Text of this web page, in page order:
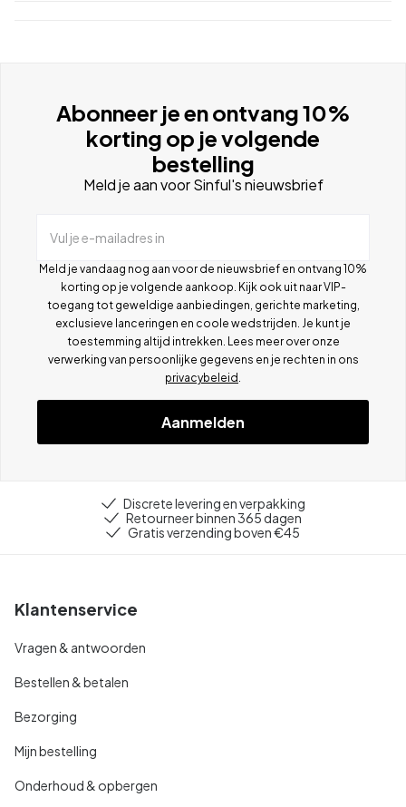
Abonneer je en ontvang 10%
korting op je volgende
bestelling
Meld je aan voor Sinful's nieuwsbrief
Vul je e-mailadres in
Meld je vandaag nog aan voor de nieuwsbrief en ontvang 10%
korting op je volgende aankoop. Kijk ook uit naar VIP-
toegang tot geweldige aanbiedingen, gerichte marketing,
exclusieve lanceringen en coole wedstrijden. Je kunt je
toestemming altijd intrekken. Lees meer over onze
verwerking van persoonlijke gegevens en je rechten in ons
privacybeleid
Aanmelden
Discrete levering en verpakking
Retourneer binnen 365 dagen
Gratis verzending boven €45
Klantenservice
Vragen & antwoorden
Bestellen & betalen
Bezorging
Mijn bestelling
Onderhoud & opbergen